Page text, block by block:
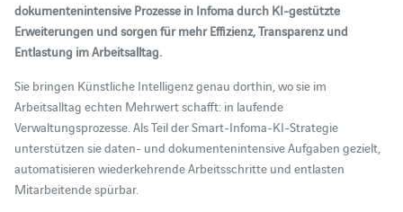
dokumentenintensive Prozesse in Infoma durch KI‑gestützte
Erweiterungen und sorgen für mehr Effizienz, Transparenz und
Entlastung im Arbeitsalltag.
Sie bringen Künstliche Intelligenz genau dorthin, wo sie im
Arbeitsalltag echten Mehrwert schafft: in laufende
Verwaltungsprozesse. Als Teil der Smart‑Infoma‑KI‑Strategie
unterstützen sie daten‑ und dokumentenintensive Aufgaben gezielt,
automatisieren wiederkehrende Arbeitsschritte und entlasten
Mitarbeitende spürbar.